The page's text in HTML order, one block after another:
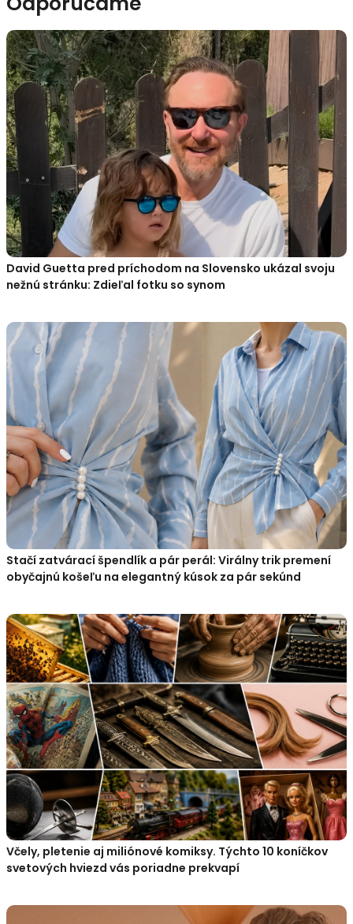
David Guetta pred príchodom na Slovensko ukázal svoju
nežnú stránku: Zdieľal fotku so synom
Stačí zatvárací špendlík a pár perál: Virálny trik premení
obyčajnú košeľu na elegantný kúsok za pár sekúnd
Včely, pletenie aj miliónové komiksy. Týchto 10 koníčkov
svetových hviezd vás poriadne prekvapí